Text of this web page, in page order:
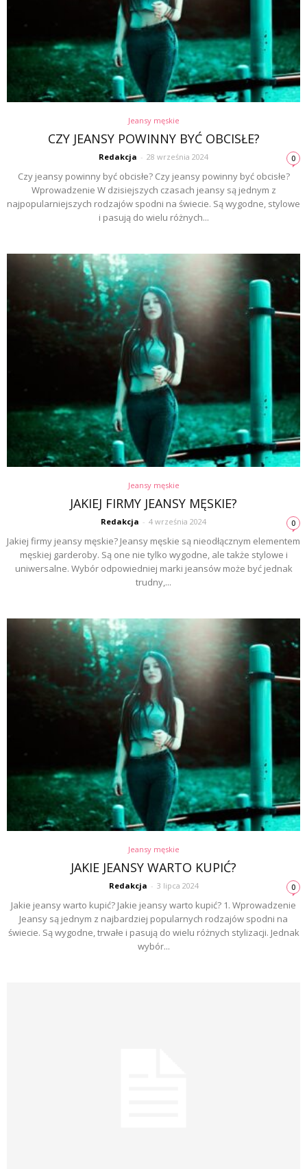
Jeansy męskie
CZY JEANSY POWINNY BYĆ OBCISŁE?
Redakcja - 28 września 2024 0
Czy jeansy powinny być obcisłe? Czy jeansy powinny być obcisłe?
Wprowadzenie W dzisiejszych czasach jeansy są jednym z
najpopularniejszych rodzajów spodni na świecie. Są wygodne, stylowe
i pasują do wielu różnych...
Jeansy męskie
JAKIEJ FIRMY JEANSY MĘSKIE?
Redakcja - 4 września 2024 0
Jakiej firmy jeansy męskie? Jeansy męskie są nieodłącznym elementem
męskiej garderoby. Są one nie tylko wygodne, ale także stylowe i
uniwersalne. Wybór odpowiedniej marki jeansów może być jednak
trudny,...
Jeansy męskie
JAKIE JEANSY WARTO KUPIĆ?
Redakcja - 3 lipca 2024 0
Jakie jeansy warto kupić? Jakie jeansy warto kupić? 1. Wprowadzenie
Jeansy są jednym z najbardziej popularnych rodzajów spodni na
świecie. Są wygodne, trwałe i pasują do wielu różnych stylizacji. Jednak
wybór...